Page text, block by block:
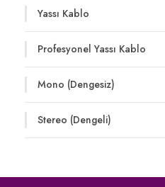
Yassı Kablo
Profesyonel Yassı Kablo
Mono (Dengesiz)
Stereo (Dengeli)